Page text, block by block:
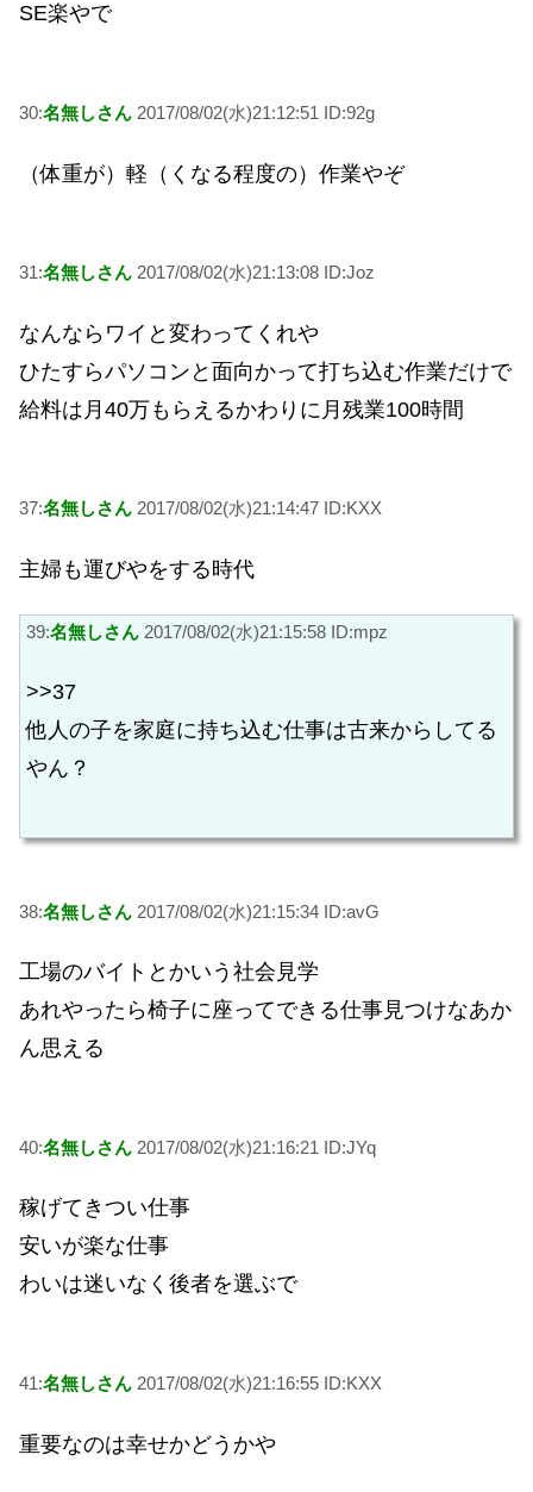
SE楽やで
30:名無しさん 2017/08/02(水)21:12:51 ID:92g
（体重が）軽（くなる程度の）作業やぞ
31:名無しさん 2017/08/02(水)21:13:08 ID:Joz
なんならワイと変わってくれや
ひたすらパソコンと面向かって打ち込む作業だけで
給料は月40万もらえるかわりに月残業100時間
37:名無しさん 2017/08/02(水)21:14:47 ID:KXX
主婦も運びやをする時代
39:名無しさん 2017/08/02(水)21:15:58 ID:mpz
>>37
他人の子を家庭に持ち込む仕事は古来からしてる
やん？
38:名無しさん 2017/08/02(水)21:15:34 ID:avG
工場のバイトとかいう社会見学
あれやったら椅子に座ってできる仕事見つけなあか
ん思える
40:名無しさん 2017/08/02(水)21:16:21 ID:JYq
稼げてきつい仕事
安いが楽な仕事
わいは迷いなく後者を選ぶで
41:名無しさん 2017/08/02(水)21:16:55 ID:KXX
重要なのは幸せかどうかや